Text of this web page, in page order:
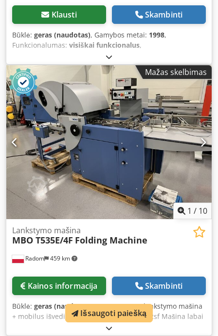
Klausti Skambinti
Būklė: geras (naudotas), Gamybos metai: 1998,
Funkcionalumas: visiškai funkcionalus,
mašinos/transporto priemonės numeris:
padavimo plotis:700 mm, įvesties srovės tipas:trifazis,
darbinis plotis:
700 mm , Įranga:
dokumentacija /
vadovas, kompresorius, lankstymo mašina geros būklės
Cjdpfxszb H Sus Am Rsrf
Mažas skelbimas
1 / 10
Radom 459 km
Lankstymo mašina
MBO T535E/4F Folding Machine
Kainos informacija Skambinti
Būklė: geras (naudotas), MBO T535E/4F lankstymo mašina
+ mobilus išvedimas Credpfozgddqex Am Rsf Mašina labai
geros būklės, paruošta gamybai. Iš pirmo savininko. Min.
Išsaugoti paiešką